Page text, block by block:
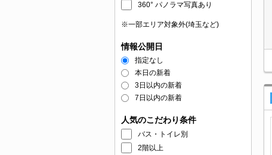
360° パノラマ写真あり
※一部エリア対象外(埼玉など)
情報公開日
指定なし
本日の新着
3日以内の新着
7日以内の新着
人気のこだわり条件
バス・トイレ別
2階以上